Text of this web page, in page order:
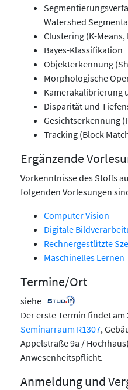
Watershed
Clustering (K-Means,
Bayes-Klassifikation
Objekterkennung
Morphologische
Kamerakalibrierung
Disparität und
Gesichtserkennung
Tracking (Block
Ergänzende
Vorkenntnisse des Stoffs
folgenden Vorlesungen
Computer Vision
Digitale
Rechnergestützte
Maschinelles Lernen
Termine/Ort
siehe
Der erste Termin findet am
Seminarraum R1307,
Appelstraße 9a /
Anwesenheitspflicht.
Anmeldung und